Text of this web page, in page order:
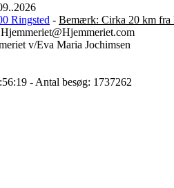
Ringsted - Bemærk: Cirka 20 km fra
v/Eva Maria Jochimsen
- Antal besøg: 1737262